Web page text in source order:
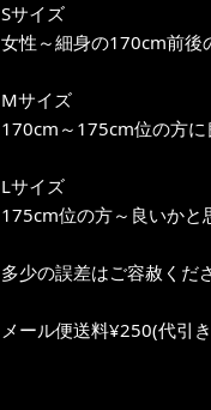
Sサイズ
女性～細身の170cm前
Mサイズ
170cm～175cm位の方
Lサイズ
175cm位の方～良いか
多少の誤差はご容赦くだ
メール便送料¥250(代引